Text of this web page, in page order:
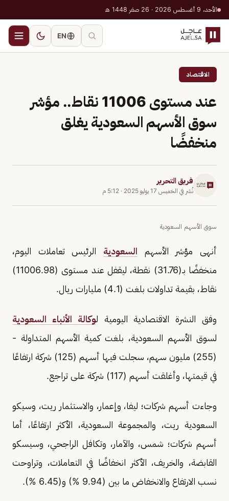
الأحد، 9 أغسطس 2026 · 26 صفر 1448 هـ
EN
الاقتصاد
عند مستوى 11006 نقاط.. مؤشر
سوق الأسهم السعودية يغلق
منخفضًا
فريق التحرير
نُشر في الخميس 17 يوليو 2025 · 5:12 م
سوق الأسهم السعودية
أنهى مؤشر الأسهم السعودية الرئيس تعاملات اليوم،
منخفضًا بـ(31.76) نقطة، ليقفل عند مستوى (11006.98)
نقاط، بقيمة تداولات بلغت (4.1) مليارات ريال.
وفق النشرة الاقتصادية اليومية لوكالة الأنباء السعودية
لسوق الأسهم السعودية، بلغت كمية الأسهم المتداولة -
(255) مليون سهم، سجلت فيها أسهم (125) شركة ارتفاعًا
في قيمتها، وأغلقت أسهم (117) شركة على تراجع.
وجاءت أسهم شركات؛ ليفا، وإعمار، والاستثمار ريت، وسيكو
السعودية ريت، والمجموعة السعودية، الأكثر ارتفاعًا، أما
أسهم شركات؛ شمس، والآمار، وتكافل الراجحي، وسيسكو
القابضة، والخريف، الأكثر انخفاضًا في التعاملات، وتراوحت
نسب الارتفاع والانخفاض ما بين (9.94 %) و(6.45 %).